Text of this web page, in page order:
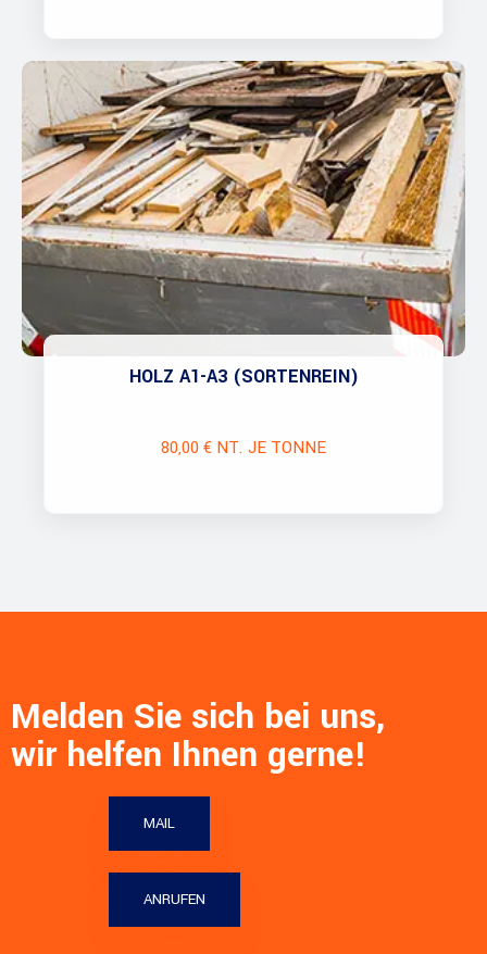
HOLZ A1-A3 (SORTENREIN)
80,00 € NT. JE TONNE
Melden Sie sich bei uns,
wir helfen Ihnen gerne!
MAIL
ANRUFEN